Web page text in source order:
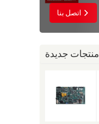
اتصل بنا
منتجات جديدة